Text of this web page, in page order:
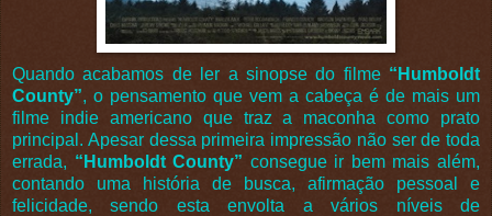
Quando acabamos de ler a sinopse do filme “Humboldt
County”, o pensamento que vem a cabeça é de mais um
filme indie americano que traz a maconha como prato
principal. Apesar dessa primeira impressão não ser de toda
errada, “Humboldt County” consegue ir bem mais além,
contando uma história de busca, afirmação pessoal e
felicidade, sendo esta envolta a vários níveis de